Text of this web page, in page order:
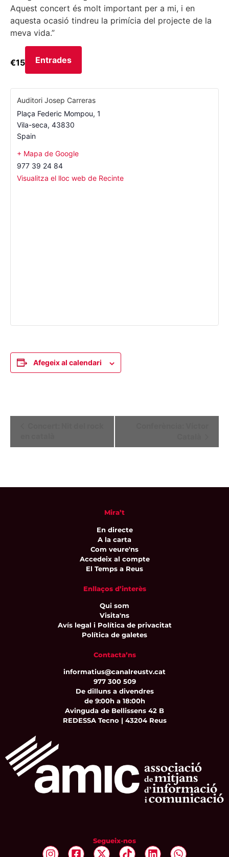
Aquest concert és molt important per a mi, i en
aquesta ocasió tindreu la primícia del projecte de la
meva vida.”
€15 Entrades
Auditori Josep Carreras
Plaça Federic Mompou, 1
Vila-seca, 43830
Spain
+ Mapa de Google
977 39 24 84
Visualitza el lloc web de Recinte
Afegeix al calendari
Mira’t
En directe
A la carta
Com veure'ns
Accedeix al compte
El Temps a Reus
Enllaços d’interès
Qui som
Visita'ns
Avís legal i Política de privacitat
Política de galetes
Contacta’ns
informatius@canalreustv.cat
977 300 509
De dilluns a divendres
de 9:00h a 18:00h
Avinguda de Bellissens 42 B
REDESSA Tecno | 43204 Reus
Segueix-nos